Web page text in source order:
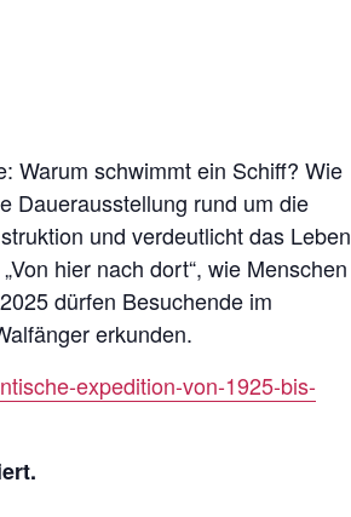
Warum schwimmt ein Schiff? Wie
Dauerausstellung rund um die
und verdeutlicht das Leben
hier nach dort“, wie Menschen
dürfen Besuchende im
erkunden.
expedition-von-1925-bis-